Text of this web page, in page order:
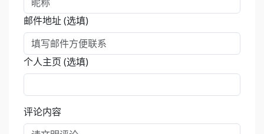
邮件地址 (选填)
个人主页 (选填)
评论内容